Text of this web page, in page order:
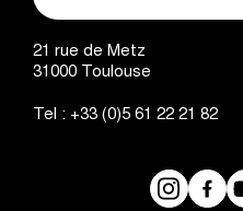
des
21 rue de Metz
31000 Toulouse
Tel : +33 (0)5 61 22 21 82
Instagram